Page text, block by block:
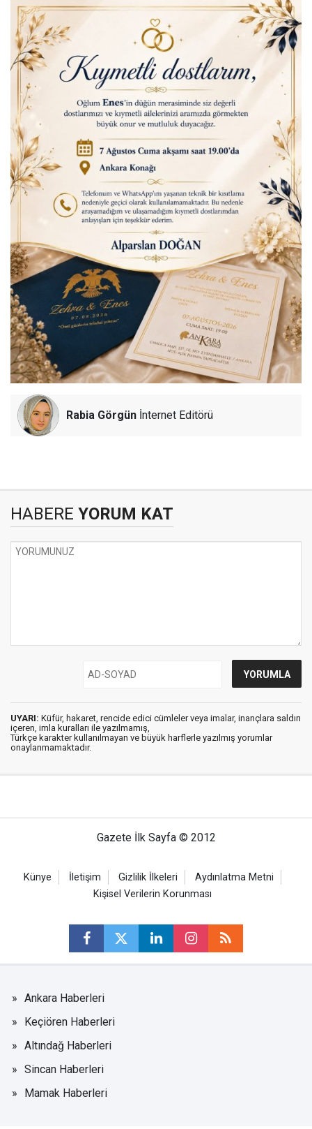
Rabia Görgün İnternet Editörü
HABERE YORUM KAT
UYARI: Küfür, hakaret, rencide edici cümleler veya imalar, inançlara saldırı
içeren, imla kuralları ile yazılmamış,
Türkçe karakter kullanılmayan ve büyük harflerle yazılmış yorumlar
onaylanmamaktadır.
Gazete İlk Sayfa © 2012
Künye İletişim Gizlilik İlkeleri
Aydınlatma Metni
Kişisel Verilerin Korunması
Ankara Haberleri
Keçiören Haberleri
Altındağ Haberleri
Sincan Haberleri
Mamak Haberleri